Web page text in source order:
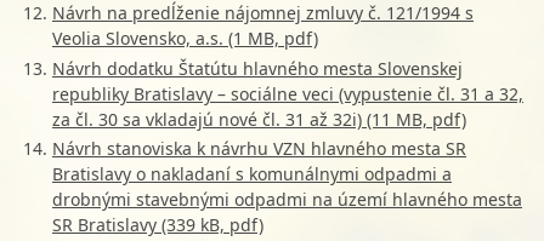
Návrh na predĺženie nájomnej zmluvy č. 121/1994 s
Veolia Slovensko, a.s. (1 MB, pdf)
Návrh dodatku Štatútu hlavného mesta Slovenskej
republiky Bratislavy – sociálne veci (vypustenie čl. 31 a 32,
za čl. 30 sa vkladajú nové čl. 31 až 32i) (11 MB, pdf)
Návrh stanoviska k návrhu VZN hlavného mesta SR
Bratislavy o nakladaní s komunálnymi odpadmi a
drobnými stavebnými odpadmi na území hlavného mesta
SR Bratislavy (339 kB, pdf)